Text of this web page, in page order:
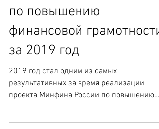
проекта Минфина России
по повышению
финансовой грамотности
за 2019 год
2019 год стал одним из самых
результативных за время реализации
уровня финансовой грамотности...